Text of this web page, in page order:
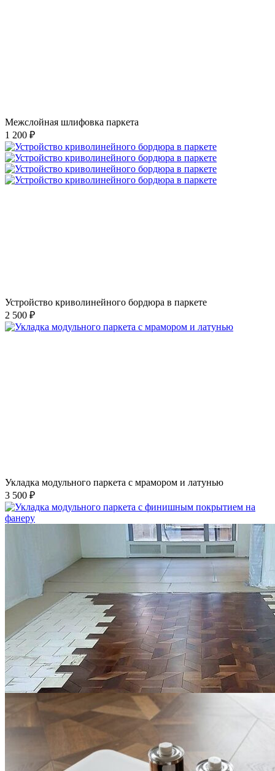
Межслойная шлифовка паркета
1 200 ₽
Устройство криволинейного бордюра в паркете
2 500 ₽
Укладка модульного паркета с мрамором и латунью
3 500 ₽
Укладка модульного паркета с финишным покрытием на
фанеру
3 600 ₽